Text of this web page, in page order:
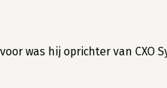
was hij oprichter van CXO